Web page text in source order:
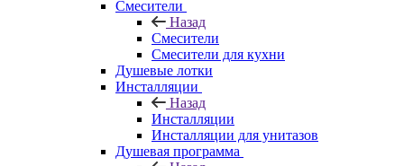
Смесители
Назад
Смесители
Смесители для кухни
Душевые лотки
Инсталляции
Назад
Инсталляции
Инсталляции для унитазов
Душевая программа